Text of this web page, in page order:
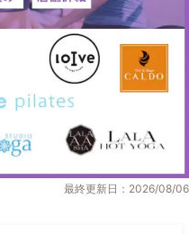
最終更新日：2026/08/06